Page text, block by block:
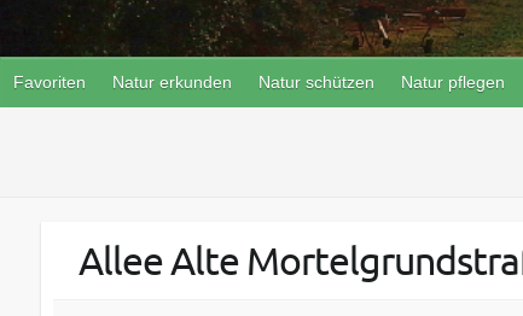
Favoriten Natur erkunden Natur schützen Natur pflegen
Allee Alte